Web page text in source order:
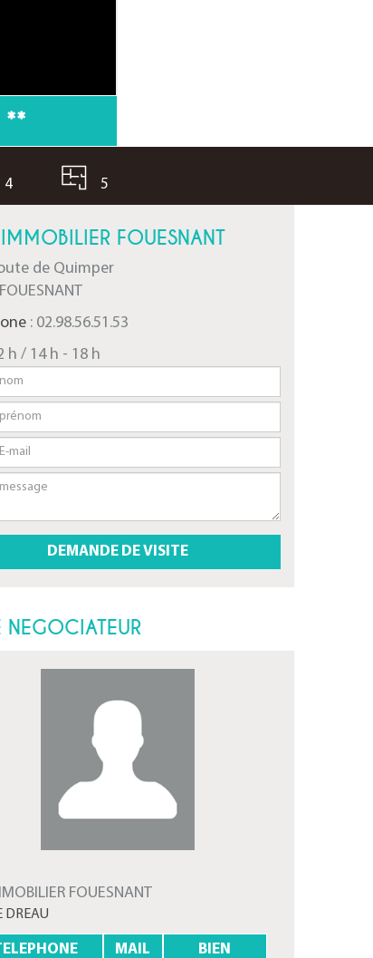
**
4 5
FOUESNANT
de Quimper
: 02.98.56.51.53
h / 14 h - 18 h
NEGOCIATEUR
FOUESNANT
DREAU
MAIL BIEN